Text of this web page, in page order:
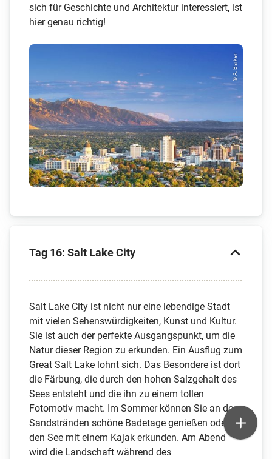
sich für Geschichte und Architektur interessiert, ist
hier genau richtig!
© A. Barker
Tag 16: Salt Lake City
Salt Lake City ist nicht nur eine lebendige Stadt
mit vielen Sehenswürdigkeiten, Kunst und Kultur.
Sie ist auch der perfekte Ausgangspunkt, um die
Natur dieser Region zu erkunden. Ein Ausflug zum
Great Salt Lake lohnt sich. Das Besondere ist dort
die Färbung, die durch den hohen Salzgehalt des
Sees entsteht und die ihn zu einem tollen
Fotomotiv macht. Im Sommer können Sie an den
Sandstränden schöne Badetage genießen oder
den See mit einem Kajak erkunden. Am Abend
wird die Landschaft während des